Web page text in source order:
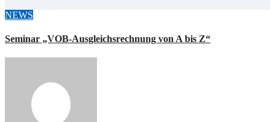
NEWS
Seminar „VOB-Ausgleichsrechnung von A bis Z“